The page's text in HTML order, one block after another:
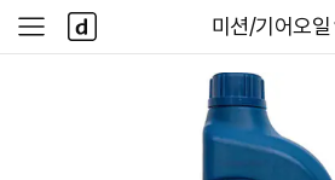
다나와
미션/기어오일
사
이
다
나
와